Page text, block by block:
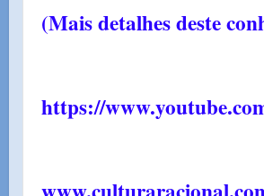
(Mais detalhes deste
https://